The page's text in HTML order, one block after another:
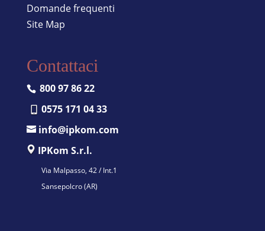
Domande frequenti
Site Map
Contattaci
800 97 86 22
0575 171 04 33
info@ipkom.com
IPKom S.r.l.
Via Malpasso, 42 / Int.1
Sansepolcro (AR)